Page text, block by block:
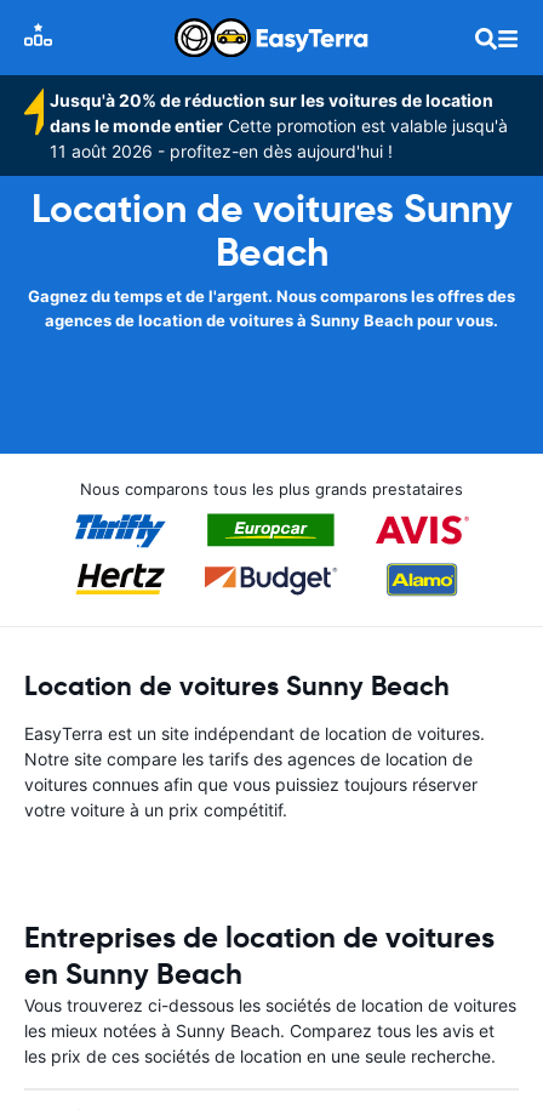
Jusqu'à 20% de réduction sur les voitures de location
dans le monde entier Cette promotion est valable jusqu'à
11 août 2026 - profitez-en dès aujourd'hui !
Location de voitures Sunny
Beach
Gagnez du temps et de l'argent. Nous comparons les offres des
agences de location de voitures à Sunny Beach pour vous.
Nous comparons tous les plus grands prestataires
Location de voitures Sunny Beach
EasyTerra est un site indépendant de location de voitures.
Notre site compare les tarifs des agences de location de
voitures connues afin que vous puissiez toujours réserver
votre voiture à un prix compétitif.
Entreprises de location de voitures
en Sunny Beach
Vous trouverez ci-dessous les sociétés de location de voitures
les mieux notées à Sunny Beach. Comparez tous les avis et
les prix de ces sociétés de location en une seule recherche.